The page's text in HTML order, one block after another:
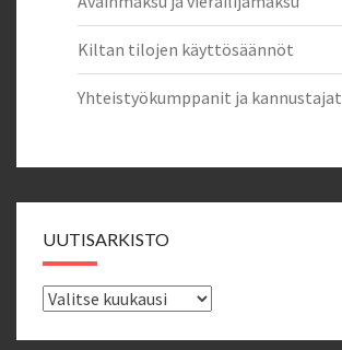
Kiltan tilojen käyttösäännöt
Yhteistyökumppanit ja kannustajat
UUTISARKISTO
Uutisarkisto